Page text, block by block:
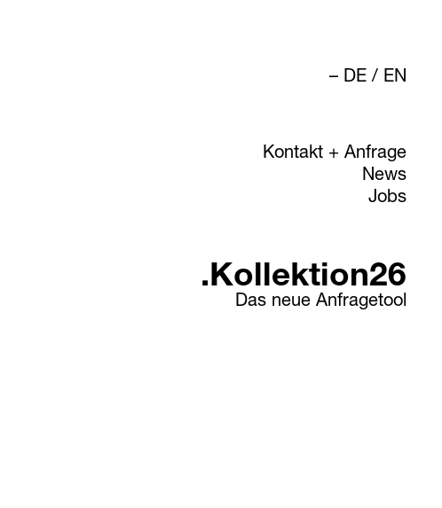
DE/ EN
Kontakt + Anfrage
News
Jobs
.Kollektion26
Das neue Anfragetool